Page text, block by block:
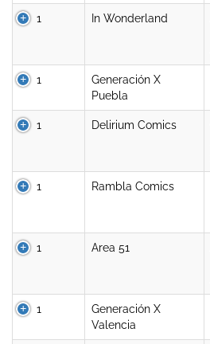
1 In Wonderland
1
Generación X
Puebla
1 Delirium Comics
1 Rambla Comics
1 Area 51
1
Generación X
Valencia